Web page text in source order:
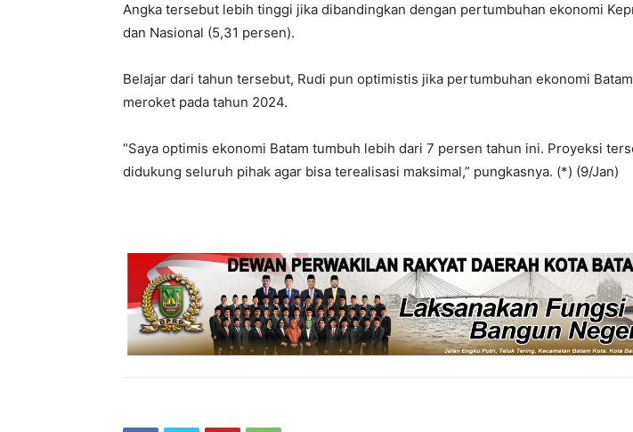
Angka tersebut lebih tinggi jika dibandingkan dengan pertumbuhan ekonomi
dan Nasional (5,31 persen).
Belajar dari tahun tersebut, Rudi pun optimistis jika pertumbuhan ekonomi
meroket pada tahun 2024.
“Saya optimis ekonomi Batam tumbuh lebih dari 7 persen tahun ini. Proyeksi
didukung seluruh pihak agar bisa terealisasi maksimal,” pungkasnya. (*) (9/Jan)